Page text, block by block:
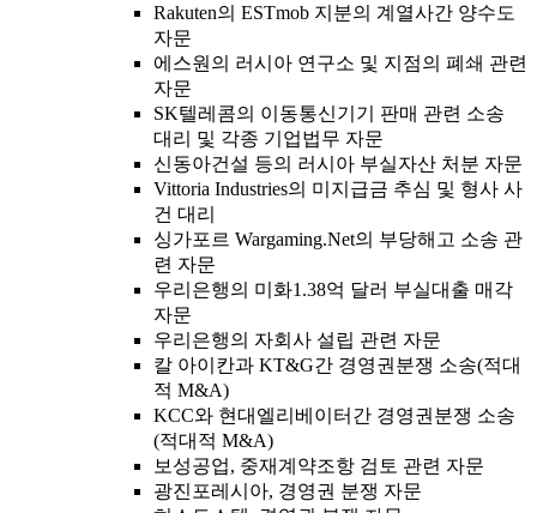
Rakuten의 ESTmob 지분의 계열사간 양수도
자문
에스원의 러시아 연구소 및 지점의 폐쇄 관련
자문
SK텔레콤의 이동통신기기 판매 관련 소송
대리 및 각종 기업법무 자문
신동아건설 등의 러시아 부실자산 처분 자문
Vittoria Industries의 미지급금 추심 및 형사 사
건 대리
싱가포르 Wargaming.Net의 부당해고 소송 관
련 자문
우리은행의 미화1.38억 달러 부실대출 매각
자문
우리은행의 자회사 설립 관련 자문
칼 아이칸과 KT&G간 경영권분쟁 소송(적대
적 M&A)
KCC와 현대엘리베이터간 경영권분쟁 소송
(적대적 M&A)
보성공업, 중재계약조항 검토 관련 자문
광진포레시아, 경영권 분쟁 자문